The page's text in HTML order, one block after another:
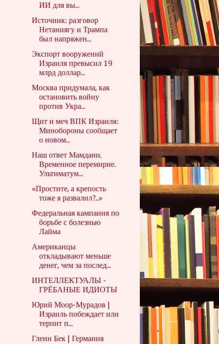
ИИ для вы...
Источник: разговор
Нетаниягу и Трампа
был напряжен...
Экспорт вооружений
Израиля превысил 19
млрд доллар...
Москва придумала, как
остановить войну
против Укра...
Щит и меч ВПК Израиля:
Минобороны сообщает
о новом...
Наш ответ Мамдани.
Временное перемирие.
Ультиматум...
«Простите, а крепость
тоже я развалил?..»
Федеральная кампания по
борьбе с болезнью
Лайма
Американцы
откладывают меньше
денег, чем за послед...
ИНТЕЛЛЕКТУАЛЫ -
ГРЁБАНЫЕ ИДИОТЫ
Юрий Моор-Мурадов |
Израиль побеждает или
терпит п...
Гленн Бек | Германия